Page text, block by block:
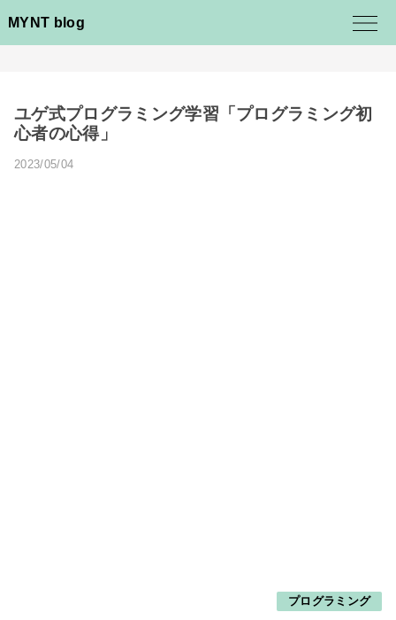
MYNT blog
ユゲ式プログラミング学習「プログラミング初
心者の心得」
2023/05/04
プログラミング